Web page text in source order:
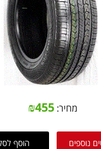
מחיר: ₪455
נוספים הוסף